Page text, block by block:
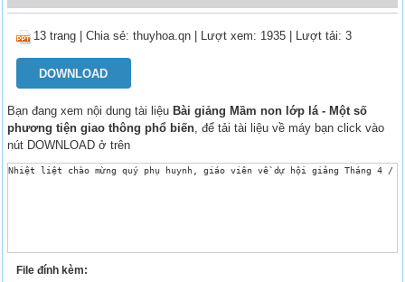
13 trang |Chia sẻ:thuyhoa.qn | Lượt xem: 1935 | Lượt tải: 3
DOWNLOAD
Bạn đang xem nội dung tài liệu Bài giảng Mầm non lớp lá - Một số
phương tiện giao thông phổ biến, để tải tài liệu về máy bạn click vào
nút DOWNLOAD ở trên
Nhiệt liệt chào mừng quý phụ huynh, giáo viên về dự hội giảng Tháng 4 /
File đính kèm: